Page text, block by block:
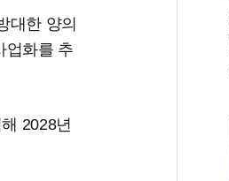
대한 양의
업화를 추
2028년